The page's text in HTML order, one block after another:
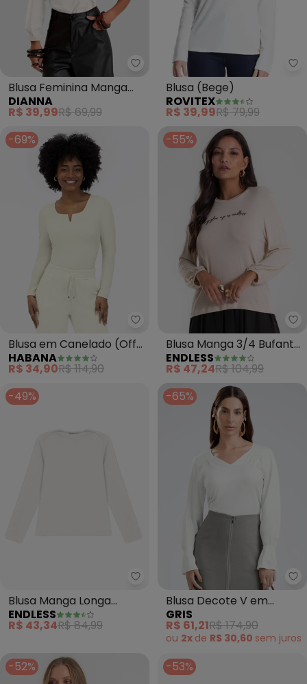
Dianna - Blusa Feminina
Blusa Feminina Manga
Única em Tricoline
(Bege)
DIANNA
R$ 39,99R$ 69,99
Blusa (Bege)
ROVITEX
R$ 39,99R$ 79,99
-69%
Habana - Blusa em Canelado
Blusa em Canelado (Off
White)
HABANA
R$ 34,90R$ 114,90
-55%
Blusa Manga 3/4 Bufante
Visco (Bege)
ENDLESS
R$ 47,24R$ 104,99
-49%
Endless - Blusa Manga Longa
Blusa Manga Longa
Decote Canoa (Bege)
ENDLESS
R$ 43,34R$ 84,99
-65%
Blusa Decote V em
Viscose (Off White)
GRIS
R$ 61,21R$ 174,90
ou 2x de R$ 30,60 sem juros
-52% -53%